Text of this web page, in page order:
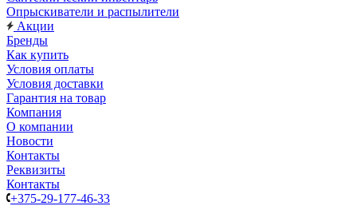
Опрыскиватели и распылители
Акции
Бренды
Как купить
Условия оплаты
Условия доставки
Гарантия на товар
Компания
О компании
Новости
Контакты
Реквизиты
Контакты
+375-29-177-46-33